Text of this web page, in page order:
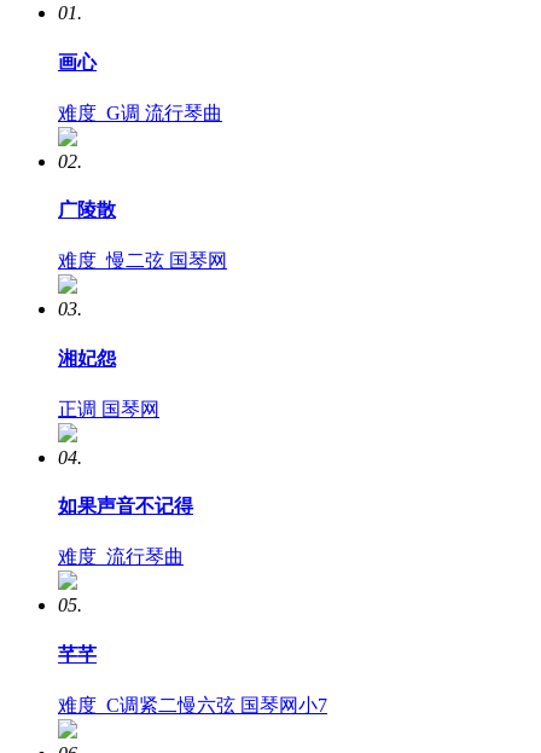
01.
画心
难度 G调 流行琴曲
02.
广陵散
难度慢二弦 国琴网
03.
湘妃怨
正调 国琴网
04.
如果声音不记得
难度 流行琴曲
05.
芊芊
难度 C调紧二慢六弦 国琴网小7